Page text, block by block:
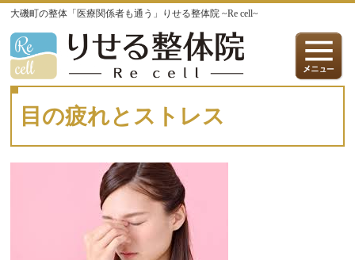
大磯町の整体「医療関係者も通う」りせる整体院 ~Re cell~
目の疲れとストレス